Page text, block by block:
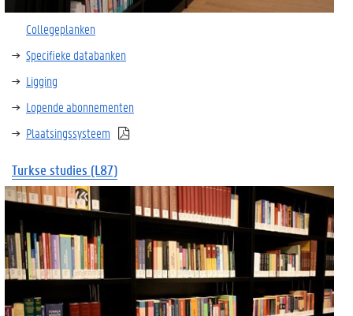
Collegeplanken
Specifieke databanken
Ligging
Lopende abonnementen
Plaatsingssysteem
Turkse studies (L87)